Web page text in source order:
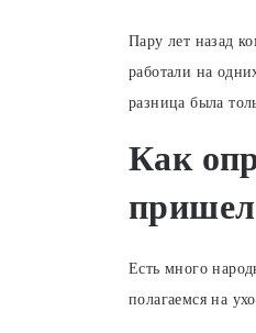
Пару лет назад
работали на
разница была
Как
Есть много
полагаемся на